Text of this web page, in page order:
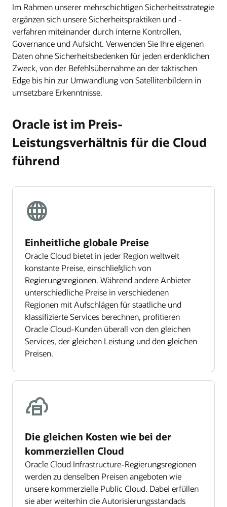
Im Rahmen unserer mehrschichtigen Sicherheitsstrategie
ergänzen sich unsere Sicherheitspraktiken und -
verfahren miteinander durch interne Kontrollen,
Governance und Aufsicht. Verwenden Sie Ihre eigenen
Daten ohne Sicherheitsbedenken für jeden erdenklichen
Zweck, von der Befehlsübernahme an der taktischen
Edge bis hin zur Umwandlung von Satellitenbildern in
umsetzbare Erkenntnisse.
Oracle ist im Preis-
Leistungsverhältnis für die Cloud
führend
Einheitliche globale Preise
Oracle Cloud bietet in jeder Region weltweit
konstante Preise, einschließlich von
Regierungsregionen. Während andere Anbieter
unterschiedliche Preise in verschiedenen
Regionen mit Aufschlägen für staatliche und
klassifizierte Services berechnen, profitieren
Oracle Cloud-Kunden überall von den gleichen
Services, der gleichen Leistung und den gleichen
Preisen.
Die gleichen Kosten wie bei der
kommerziellen Cloud
Oracle Cloud Infrastructure-Regierungsregionen
werden zu denselben Preisen angeboten wie
unsere kommerzielle Public Cloud. Dabei erfüllen
sie aber weiterhin die Autorisierungsstandads